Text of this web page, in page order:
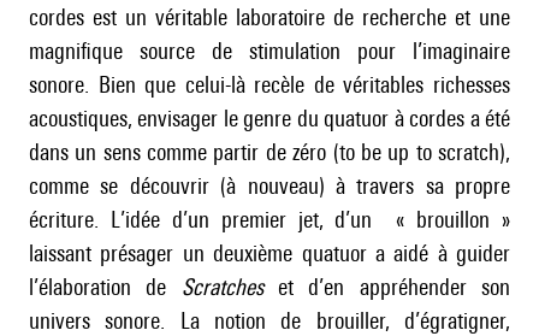
cordes est un véritable laboratoire de recherche et une
magnifique source de stimulation pour l’imaginaire
sonore. Bien que celui-là recèle de véritables richesses
acoustiques, envisager le genre du quatuor à cordes a été
dans un sens comme partir de zéro (to be up to scratch),
comme se découvrir (à nouveau) à travers sa propre
écriture. L’idée d’un premier jet, d’un « brouillon »
laissant présager un deuxième quatuor a aidé à guider
l’élaboration de Scratcheset d’en appréhender son
univers sonore. La notion de brouiller, d’égratigner,